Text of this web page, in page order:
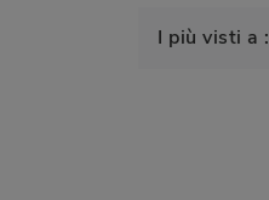
I più visti a :